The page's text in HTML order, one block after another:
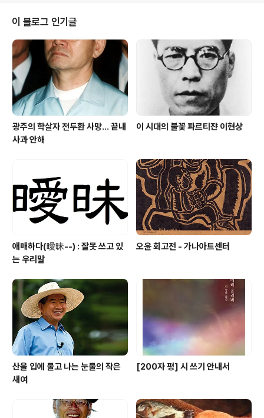
이 지나면서 알게 됐다.그의 일관됨은 국민을 향한 충성심
이 아니라권력을 향한 복무였다는 걸.어떤 관료 - 김남
주 관료에게는 주인이 따로 없다! 봉급을 주는 사람
이 그 주인이다! 개에게 개밥을 주는 사람이 그 주인이
듯 일제 말기에 그는 면서기로 채용되었다 남달리 매사
에 근면했기 때문이다 미군정 시기에 그는 군..
이 블로그 인기글
광주의 학살자 전두환 사망... 끝내
사과 안해
이 시대의 불꽃 파르티쟌 이현상
애매하다(曖昧--) : 잘못 쓰고 있
는 우리말
오윤 회고전 - 가나아트센터
산을 입에 물고 나는 눈물의 작은
새여
[200자 평] 시 쓰기 안내서